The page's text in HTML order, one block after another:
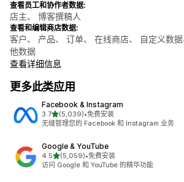
查看员工和协作者数据:
店主、 博客撰稿人
查看和编辑商店数据:
客户、 产品、 订单、 在线商店、 自定义数
他数据
查看详细信息
更多此类应用
Facebook & Instagram
3.7星（满分 5 星）
(5,039)
总共 5039 条评论
•免费安装
无缝管理您的 Facebook 和 Instagram 业务
Google & YouTube
4.5星（满分 5 星）
(5,059)
总共 5059 条评论
•免费安装
访问 Google 和 YouTube 的精华功能